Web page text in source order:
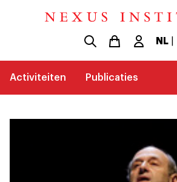
NL|
Activiteiten Publicaties